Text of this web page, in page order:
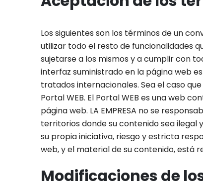
Los siguientes son los términos de un
utilizar todo el resto de funcionalidades
sujetarse a los mismos y a cumplir con
interfaz suministrado en la página web
tratados internacionales. Sea el caso
Portal WEB. El Portal WEB es una web
página web. LA EMPRESA no se
territorios donde su contenido sea ilegal
su propia iniciativa, riesgo y estricta
web, y el material de su contenido, está
Modificaciones de